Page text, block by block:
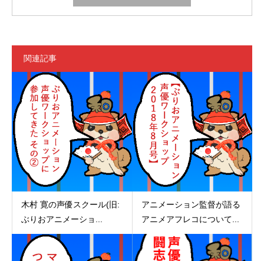
関連記事
木村 寛の声優スクール(旧:
ぶりおアニメーショ...
アニメーション監督が語る
アニメアフレコについて...